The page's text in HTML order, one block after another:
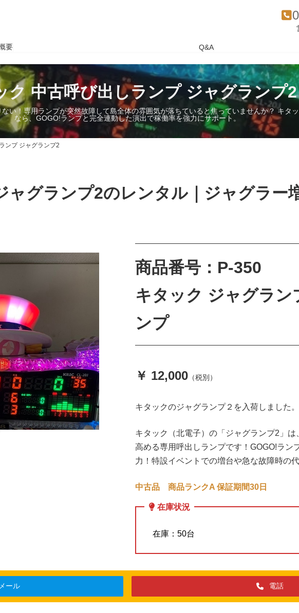
要 Q&A
ク 中古呼び出しランプ ジャグランプ2
い！専用ランプが突然故障して島全体の雰囲気が落ちていると焦っていませんか？ キタ
なら、GOGO!ランプと完全連動した演出で稼働率を強力にサポート。
ンプ ジャグランプ2
ャグランプ2のレンタル｜ジャグラー
商品番号：P-350
キタック ジャグラ
ンプ
￥ 12,000 （税別）
キタックのジャグランプ２を入荷しました。
キタック（北電子）の「ジャグランプ2」
高める専用呼出しランプです！GOGO!ラン
力！特設イベントでの増台や急な故障時の代
中古品 商品ランクA 保証期間30日
在庫状況
在庫：50台
ール 電話